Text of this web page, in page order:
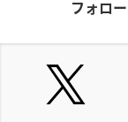
フォロ